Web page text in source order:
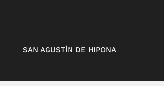
SAN AGUSTÍN DE HIPONA